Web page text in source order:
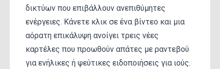
δικτύων που επιβάλλουν ανεπιθύμητες
ενέργειες. Κάνετε κλικ σε ένα βίντεο και μια
αόρατη επικάλυψη ανοίγει τρεις νέες
καρτέλες που προωθούν απάτες με ραντεβού
για ενήλικες ή ψεύτικες ειδοποιήσεις για ιούς.